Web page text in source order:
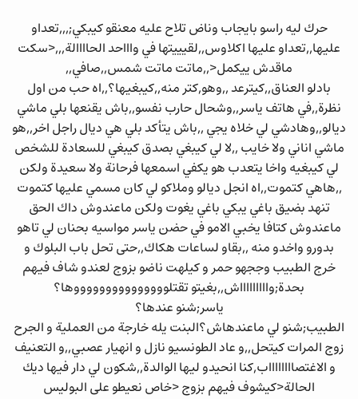
حرك ليه راسو بايجاب وناض تلاح عليه معنقو كيبكي;,,,تعداو
عليها,,تعداو عليها اكلاوس,,لقيييتها في واااحد الحاااالة,,,<سكت
ماقدش ييكمل<,,ماتت ماتت شمس,,صافي,,
بادلو العناق,,كيترعد ,,وهو,كتر منه,,كيبغيها؟,,اه حب من اول
نظرة,,في هاتف ياسر,,وشحال حارب نفسو,,باش يقنعها بلي ماشي
ديالو,,وهادشي لي خلاه يجي ,,باش يتأكد بلي هي ديال راجل اخر,,هو
ماشي اناني ولا خايب ,,لا لي كيبغي بصدق كيبغي للسعادة للشخص
لي كيبغيه واخا يتعدب هو يكفي اسمعها فرحانة ولا سعيدة ولكن
,,هاهي كتموت,,اه انجل ديالو وملاكو لي كان مسمي عليها كتموت
تنهد بضيق باغي يبكي باغي يغوت ولكن ماعندوش داك الحق
ماعندوش كتافا يخبي الامو في حضن ياسر مواسيه بحنان لي تاهو
بدورو واخدو منه ,,بقاو لساعات هكاك,,حتى تحل باب البلوك و
خرج الطبيب وججهو حمر و كيلهت ناضو بزوج لعندو شاف فيهم
بحدة;واااااااااش,,بغيتو تقتلوووووووووووووووها؟
ياسر;شنو عندها؟
الطبيب;شنو لي ماعندهاش؟البنت يله خارجة من العملية و الجرح
زوج المرات كيتحل,,و عاد الطونسيو نازل و انهيار عصبي,,و التعنيف
و الاغتصااااااااب,كنا انحيدو ليها الوالدة,,شكون لي دار فيها ديك
الحالة<كيشوف فيهم بزوج <خاص نعيطو على البوليس